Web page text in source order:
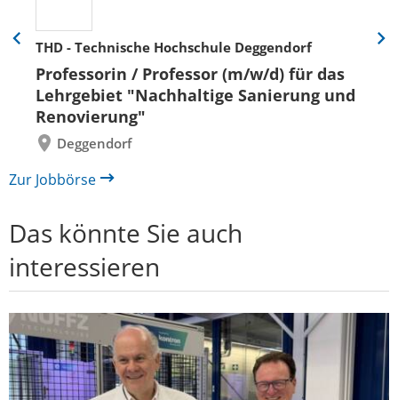
THD - Technische Hochschule Deggendorf
Professorin / Professor (m/w/d) für das
Lehrgebiet "Nachhaltige Sanierung und
Renovierung"
Deggendorf
Eine
zurück
Eine
Zur Jobbörse
Das könnte Sie auch
interessieren